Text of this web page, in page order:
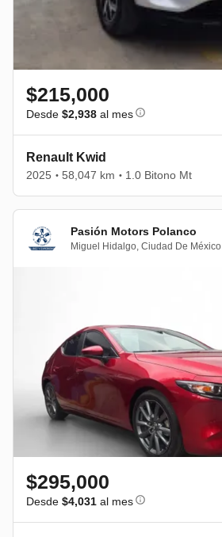
$215,000
Desde $2,938 al mes
Renault Kwid
2025 • 58,047 km • 1.0 Bitono Mt
Pasión Motors Polanco
Miguel Hidalgo Ciudad De México
$295,000
Desde $4,031 al mes